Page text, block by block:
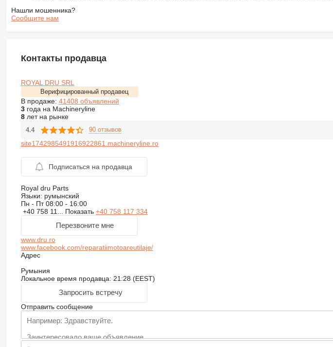
Нашли мошенника?
Сообщите нам
Контакты продавца
ROYAL DRU SRL
Верифицированный продавец
В продаже: 41408 объявлений
3года на Machineryline
8лет на рынке
4.4 90 отзывов
site1742985491916922861.machineryline.ro
Подписаться на продавца
Royal dru Parts
Языки: румынский
Пн - Пт08:00 - 16:00
+40 758 11... Показать +40 758 117 334
Перезвоните мне
www.dru.ro
www.facebook.com/reparatiimotoareutilaje/
Адрес
Румыния
Локальное время продавца: 21:28 (EEST)
Запросить встречу
Отправить сообщение